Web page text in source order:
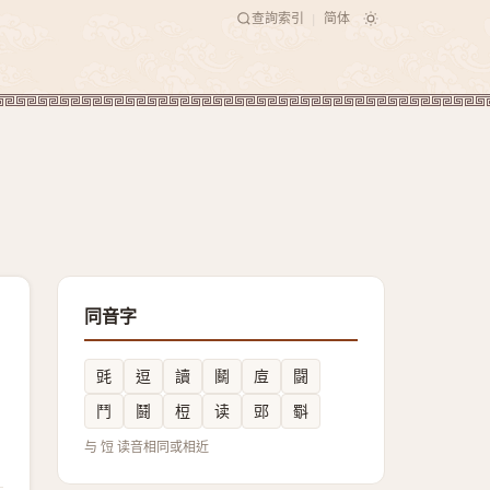
查詢索引 简体
同音字
毭 逗 讀 鬬 㢄
闘
鬥
鬪 梪 读 郖 斣
与 饾 读音相同或相近